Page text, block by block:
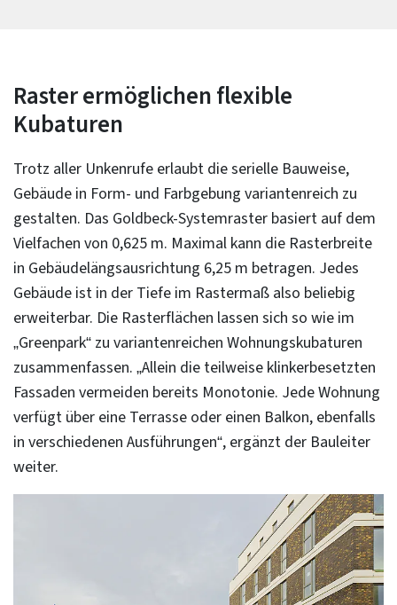
Raster ermöglichen flexible
Kubaturen
Trotz aller Unkenrufe erlaubt die serielle Bauweise,
Gebäude in Form- und Farbgebung variantenreich zu
gestalten. Das Goldbeck-Systemraster basiert auf dem
Vielfachen von 0,625 m. Maximal kann die Rasterbreite
in Gebäudelängsausrichtung 6,25 m betragen. Jedes
Gebäude ist in der Tiefe im Rastermaß also beliebig
erweiterbar. Die Rasterflächen lassen sich so wie im
„Greenpark“ zu variantenreichen Wohnungskubaturen
zusammenfassen. „Allein die teilweise klinkerbesetzten
Fassaden vermeiden bereits Monotonie. Jede Wohnung
verfügt über eine Terrasse oder einen Balkon, ebenfalls
in verschiedenen Ausführungen“, ergänzt der Bauleiter
weiter.